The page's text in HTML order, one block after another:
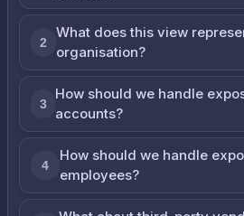
2
What does this view
organisation?
3
How should we handle
accounts?
4
How should we handle
employees?